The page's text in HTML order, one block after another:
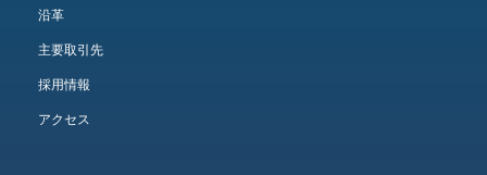
沿革
主要取引先
採用情報
アクセス